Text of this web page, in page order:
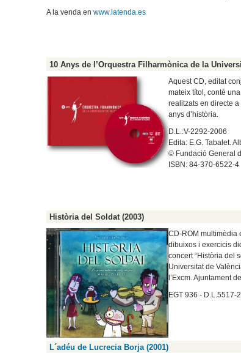
A la venda en www.latenda.es
10 Anys de l’Orquestra Filharmònica de la
Aquest CD, editat
mateix títol, conté
realitzats en directe
anys d’història.
D.L.:V-2292-2006
Edita: E.G. Tabalet.
© Fundació General
ISBN: 84-370-6522-4
Història del Soldat (2003)
CD-ROM multimèdia
dibuixos i exercicis
concert “Història del
Universitat de
l’Excm. Ajuntament
EGT 936 - D.L.5517-
L´adéu de Lucrecia Borja (2001)